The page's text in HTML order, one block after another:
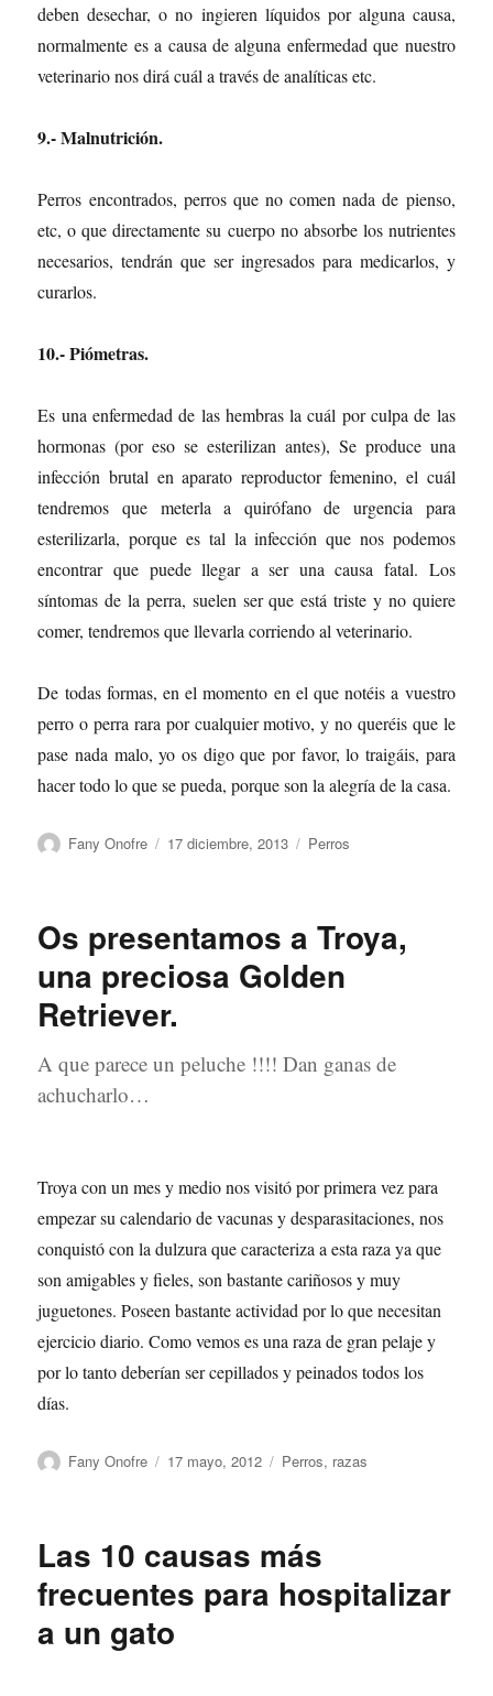
deben desechar, o no ingieren líquidos por alguna causa,
normalmente es a causa de alguna enfermedad que nuestro
veterinario nos dirá cuál a través de analíticas etc.
9.- Malnutrición.
Perros encontrados, perros que no comen nada de pienso,
etc, o que directamente su cuerpo no absorbe los nutrientes
necesarios, tendrán que ser ingresados para medicarlos, y
curarlos.
10.- Piómetras.
Es una enfermedad de las hembras la cuál por culpa de las
hormonas (por eso se esterilizan antes), Se produce una
infección brutal en aparato reproductor femenino, el cuál
tendremos que meterla a quirófano de urgencia para
esterilizarla, porque es tal la infección que nos podemos
encontrar que puede llegar a ser una causa fatal. Los
síntomas de la perra, suelen ser que está triste y no quiere
comer, tendremos que llevarla corriendo al veterinario.
De todas formas, en el momento en el que notéis a vuestro
perro o perra rara por cualquier motivo, y no queréis que le
pase nada malo, yo os digo que por favor, lo traigáis, para
hacer todo lo que se pueda, porque son la alegría de la casa.
Autor
Fany Onofre
Publicado
17 diciembre, 2013 Categorías
Perros
Os presentamos a Troya,
una preciosa Golden
Retriever.
A que parece un peluche !!!! Dan ganas de
achucharlo…
Troya con un mes y medio nos visitó por primera vez para
empezar su calendario de vacunas y desparasitaciones, nos
conquistó con la dulzura que caracteriza a esta raza ya que
son amigables y fieles, son bastante cariñosos y muy
juguetones. Poseen bastante actividad por lo que necesitan
ejercicio diario. Como vemos es una raza de gran pelaje y
por lo tanto deberían ser cepillados y peinados todos los
días.
Autor
Fany Onofre
Publicado
17 mayo, 2012 Categorías
Perros, razas
Las 10 causas más
frecuentes para hospitalizar
a un gato